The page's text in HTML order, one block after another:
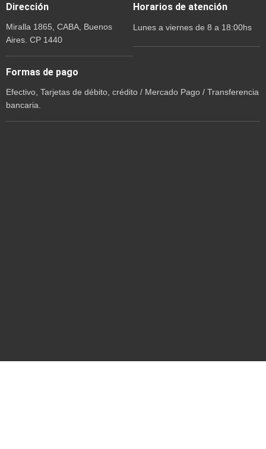
Dirección
Miralla 1865, CABA, Buenos
Aires. CP 1440
Horarios de atención
Lunes a viernes de 8 a 18:00hs
Formas de pago
Efectivo, Tarjetas de débito, crédito / Mercado Pago / Transferencia
bancaria.